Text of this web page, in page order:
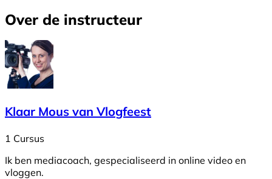
Over de instructeur
Klaar Mous van Vlogfeest
1 Cursus
Ik ben mediacoach, gespecialiseerd in online video en
vloggen.